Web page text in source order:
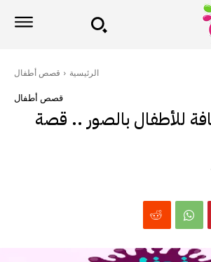
الرئيسية قصص أطفال
قصص أطفال
للأطفال بالصور .. قصة